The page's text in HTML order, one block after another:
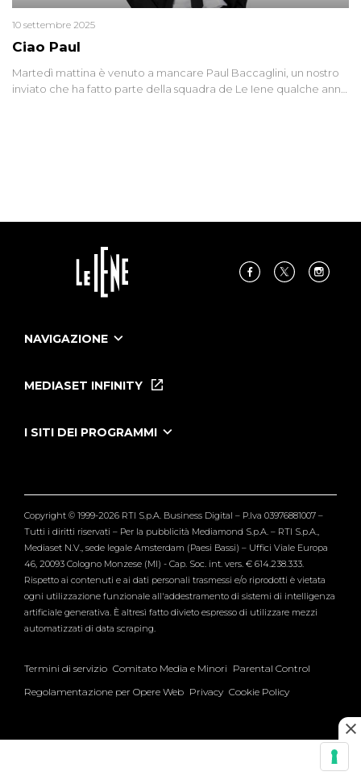
Ciao Paul
10 settembre 2025
Martedì mattina è venuto a mancare Paul Baccaglini, un nostro
inviato che ha fatto parte della squadra de Le Iene qualche anno
NAVIGAZIONE
Le Iene Presentano Inside
Tutti i servizi
MEDIASET INFINITY
I SITI DEI PROGRAMMI
Verissimo
Copyright © 1999-2026 RTI S.p.A. Business Digital – P.Iva 03976881007 –
Tutti i diritti riservati – Per la pubblicità Mediamond S.p.A. – RTI S.p.A.,
Mediaset N.V., sede legale Amsterdam (Paesi Bassi) – Uffici Viale Europa
46, 20093 Cologno Monzese (MI) - Cap. Soc. int. vers. € 614.238.333.
Rispetto ai contenuti e ai dati personali trasmessi e/o riprodotti è vietata
ogni utilizzazione funzionale all'addestramento di sistemi di intelligenza
artificiale generativa. È altresì fatto divieto espresso di utilizzare mezzi
automatizzati di data scraping.
Termini di servizio Comitato Media e Minori Parental Control
Regolamentazione per Opere Web Privacy Cookie Policy